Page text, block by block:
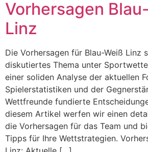
Vorhersagen
Linz
Die Vorhersagen für Blau-Weiß Linz
diskutiertes Thema unter
einer soliden Analyse der aktuellen
Spielerstatistiken und der
Wettfreunde fundierte
diesem Artikel werfen wir einen
die Vorhersagen für das Team und
Tipps für Ihre Wettstrategien.